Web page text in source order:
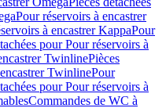
Pour réservoirs à encastrer
à encastrer KappaPour
pour Pour réservoirs à
TwinlinePièces
TwinlinePour
pour Pour réservoirs à
Commandes de WC à